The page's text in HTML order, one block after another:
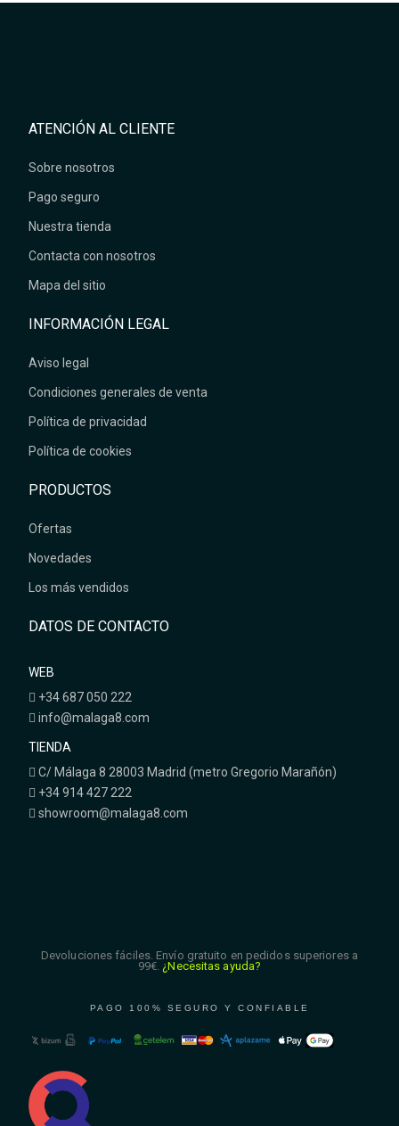
ATENCIÓN AL CLIENTE
Sobre nosotros
Pago seguro
Nuestra tienda
Contacta con nosotros
Mapa del sitio
INFORMACIÓN LEGAL
Aviso legal
Condiciones generales de venta
Política de privacidad
Política de cookies
PRODUCTOS
Ofertas
Novedades
Los más vendidos
DATOS DE CONTACTO
WEB
+34 687 050 222
info@malaga8.com
TIENDA
C/ Málaga 8 28003 Madrid (metro Gregorio Marañón)
+34 914 427 222
showroom@malaga8.com
Devoluciones fáciles. Envío gratuito en pedidos superiores a
99€. ¿Necesitas ayuda?
PAGO 100% SEGURO Y CONFIABLE